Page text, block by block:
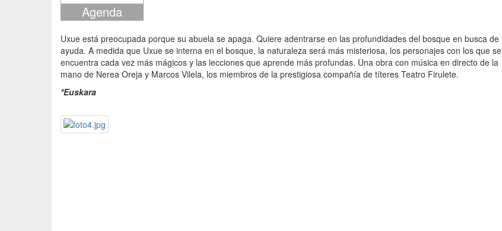
Agenda
Uxue está preocupada porque su abuela se apaga. Quiere adentrarse en las profundidades del bosque en busca de
ayuda. A medida que Uxue se interna en el bosque, la naturaleza será más misteriosa, los personajes con los que se
encuentra cada vez más mágicos y las lecciones que aprende más profundas. Una obra con música en directo de la
mano de Nerea Oreja y Marcos Vilela, los miembros de la prestigiosa compañía de títeres Teatro Firulete.
*Euskara